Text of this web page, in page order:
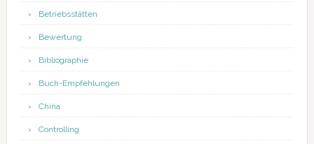
Betriebsstätten
Bewertung
Bibliographie
Buch-Empfehlungen
China
Controlling